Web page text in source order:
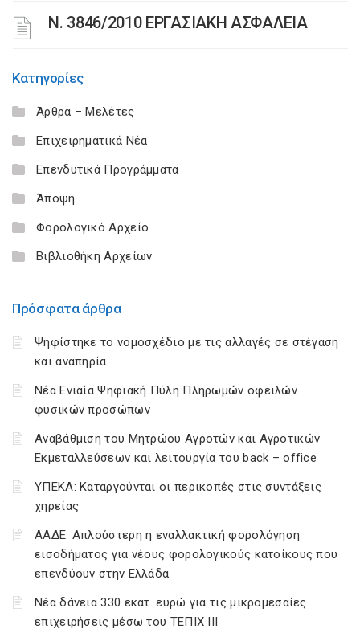
Ν. 3846/2010 ΕΡΓΑΣΙΑΚΗ ΑΣΦΑΛΕΙΑ
Κατηγορίες
Άρθρα – Μελέτες
Επιχειρηματικά Νέα
Επενδυτικά Προγράμματα
Άποψη
Φορολογικό Αρχείο
Βιβλιοθήκη Αρχείων
Πρόσφατα άρθρα
Ψηφίστηκε το νομοσχέδιο με τις αλλαγές σε στέγαση
και αναπηρία
Νέα Ενιαία Ψηφιακή Πύλη Πληρωμών οφειλών
φυσικών προσώπων
Αναβάθμιση του Μητρώου Αγροτών και Αγροτικών
Εκμεταλλεύσεων και λειτουργία του back – office
ΥΠΕΚΑ: Καταργούνται οι περικοπές στις συντάξεις
χηρείας
ΑΑΔΕ: Απλούστερη η εναλλακτική φορολόγηση
εισοδήματος για νέους φορολογικούς κατοίκους που
επενδύουν στην Ελλάδα
Νέα δάνεια 330 εκατ. ευρώ για τις μικρομεσαίες
επιχειρήσεις μέσω του ΤΕΠΙΧ ΙΙΙ